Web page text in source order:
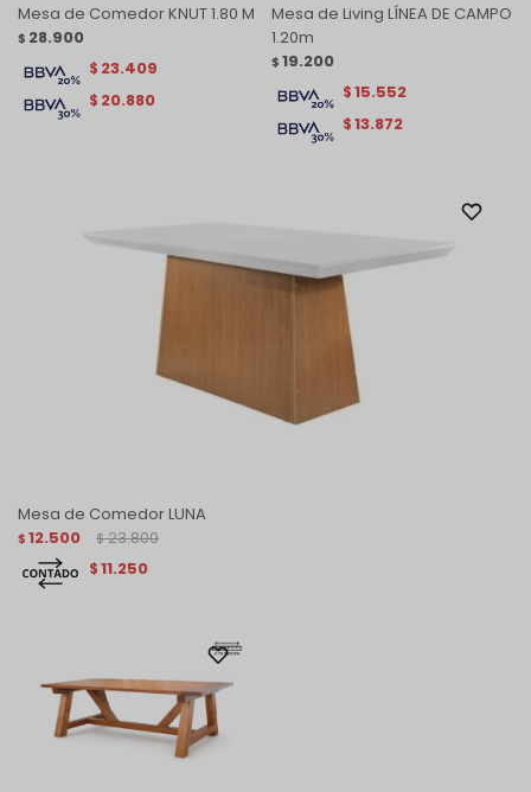
Mesa de Comedor KNUT 1.80 M
$ 28.900
$ 20.880
$ 23.409
Mesa de Living LÍNEA DE CAMPO
1.20m
$ 19.200
$13.872
$15.552
Mesa de Comedor LUNA
$ 12.500 $ 23.800
$11.250